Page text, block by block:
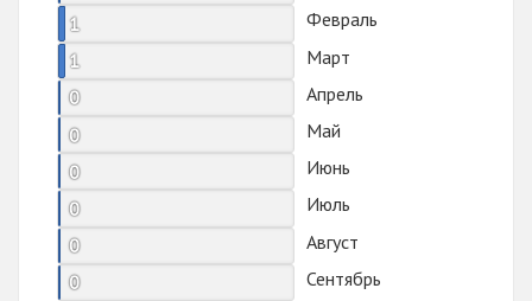
1
Февраль
1
Март
0
Апрель
0
Май
0
Июнь
0
Июль
0
Август
0
Сентябрь